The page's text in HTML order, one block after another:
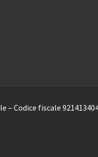
– Codice fiscale